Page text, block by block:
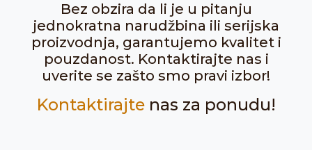
Bez obzira da li je u pitanju
jednokratna narudžbina ili serijska
proizvodnja, garantujemo kvalitet i
pouzdanost. Kontaktirajte nas i
uverite se zašto smo pravi izbor!
Kontaktirajtenas za ponudu!